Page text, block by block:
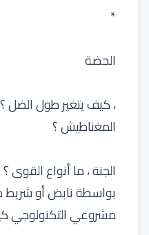
*
الحضة
المغناطيش ؟
بواسطة نابض أو
مشروعي التكنولوجي